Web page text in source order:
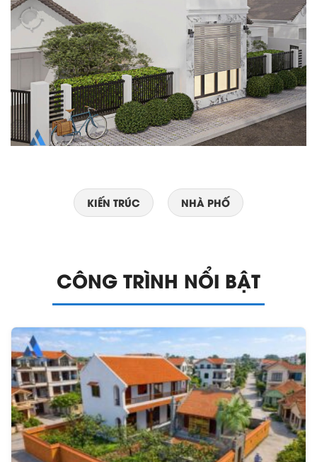
KIẾN TRÚC NHÀ PHỐ
CÔNG TRÌNH NỔI BẬT